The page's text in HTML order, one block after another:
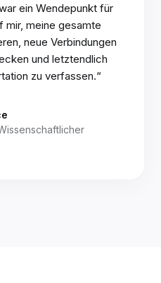
ein Wendepunkt für
mir, meine gesamte
neue Verbindungen
und letztendlich
zu verfassen.“